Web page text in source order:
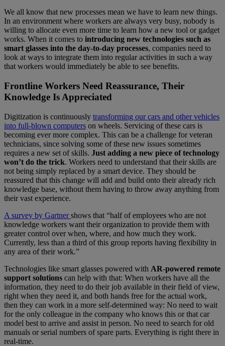
We all know that new processes mean we have to learn new things.
In an environment where workers are always very busy, nobody is
willing to allocate even more time to learn how a new tool or gadget
works. When it comes to introducing new technologies such as
smart glasses into the day-to-day processes, companies need to
look at ways to integrate them into regular activities in such a way
that workers would immediately be able to see benefits.
Frontline Workers Need Reassurance, Their
Knowledge Is Appreciated
Digitization is continuously transforming our cars and other vehicles
into full-blown computers on wheels. Servicing of these cars is
becoming ever more complex. This can be a challenge for veteran
technicians, since solving some of these new issues sometimes
requires a new set of skills. Just adding a new piece of technology
won’t do the trick. Workers need to understand that their skills are
not being simply replaced by a smart device. They should be
reassured that this change will add and build onto their already rich
knowledge base, without them having to throw away anything from
their vast experience.
A survey by Gartnershows that “half of employees who are not
knowledge workers want their organization to provide them with
greater control over when, where, and how much they work.
Currently, less than a third of this group reports having flexibility in
any area of their work.”
Technologies like smart glasses powered with AR-powered remote
support solutions can help with that: When workers have all the
information, they need to do their job available in their field of view,
right when they need it, and both hands free for the actual work,
then they can work in a more self-determined way: No need to wait
for the only colleague in the company who knows this or that car
model best to arrive and assist in person. No need to search for old
manuals or serial numbers of spare parts. Everything is right there in
real-time.